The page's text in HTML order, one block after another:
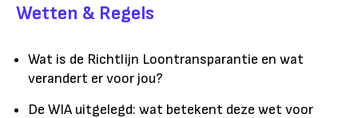
Wetten & Regels
Wat is de Richtlijn Loontransparantie en wat
verandert er voor jou?
De WIA uitgelegd: wat betekent deze wet voor